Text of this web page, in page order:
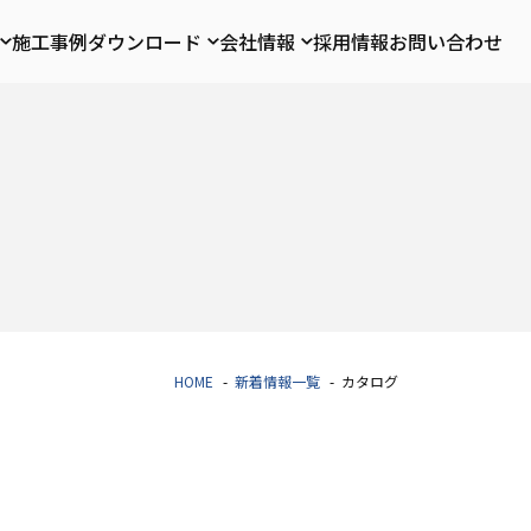
施工事例ダウンロード 会社情報 採用情報お問い合わせ
HOME 新着情報一覧 カタログ